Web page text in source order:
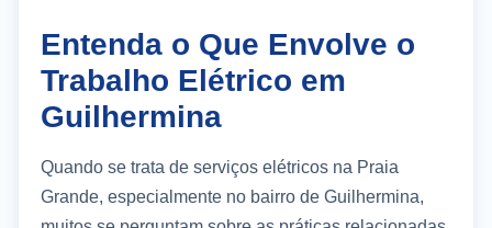
Entenda o Que Envolve o
Trabalho Elétrico em
Guilhermina
Quando se trata de serviços elétricos na Praia
Grande, especialmente no bairro de Guilhermina,